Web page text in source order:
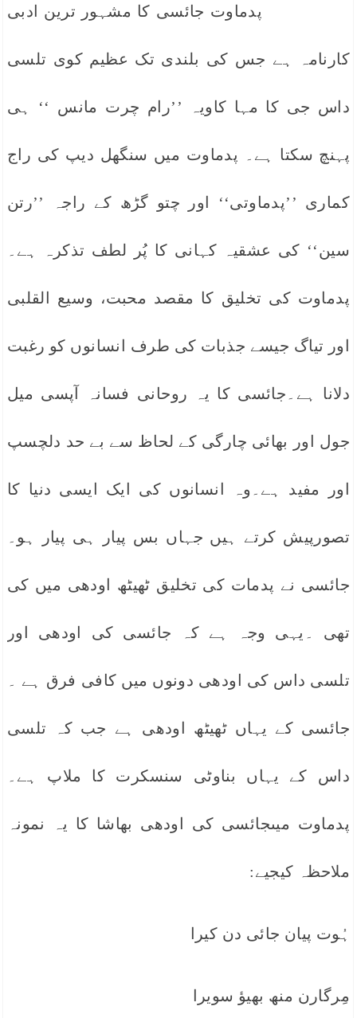
پدماوت جائسی کا مشہور ترین ادبی
کارنامہ ہے جس کی بلندی تک عظیم کوی تلسی
داس جی کا مہا کاویہ ’’رام چرت مانس ‘‘ ہی
پہنچ سکتا ہے۔ پدماوت میں سنگھل دیپ کی راج
کماری ’’پدماوتی‘‘ اور چتو گڑھ کے راجہ ’’رتن
سین‘‘ کی عشقیہ کہانی کا پُر لطف تذکرہ ہے۔
پدماوت کی تخلیق کا مقصد محبت، وسیع القلبی
اور تیاگ جیسے جذبات کی طرف انسانوں کو رغبت
دلانا ہے۔جائسی کا یہ روحانی فسانہ آپسی میل
جول اور بھائی چارگی کے لحاظ سے بے حد دلچسپ
اور مفید ہے۔وہ انسانوں کی ایک ایسی دنیا کا
تصورپیش کرتے ہیں جہاں بس پیار ہی پیار ہو۔
جائسی نے پدمات کی تخلیق ٹھیٹھ اودھی میں کی
تھی ۔یہی وجہ ہے کہ جائسی کی اودھی اور
تلسی داس کی اودھی دونوں میں کافی فرق ہے ۔
جائسی کے یہاں ٹھیٹھ اودھی ہے جب کہ تلسی
داس کے یہاں بناوٹی سنسکرت کا ملاپ ہے۔
پدماوت میںجائسی کی اودھی بھاشا کا یہ نمونہ
ملاحظہ کیجیے:
ہُوت پیان جائی دن کیرا
مِرگارن منھ بھیؤ سویرا